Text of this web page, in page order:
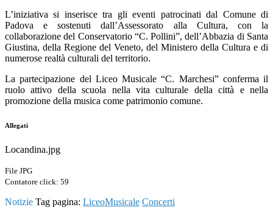
L’iniziativa si inserisce tra gli eventi patrocinati dal Comune di
Padova e sostenuti dall’Assessorato alla Cultura, con la
collaborazione del Conservatorio “C. Pollini”, dell’Abbazia di Santa
Giustina, della Regione del Veneto, del Ministero della Cultura e di
numerose realtà culturali del territorio.
La partecipazione del Liceo Musicale “C. Marchesi” conferma il
ruolo attivo della scuola nella vita culturale della città e nella
promozione della musica come patrimonio comune.
Allegati
Locandina.jpg
File JPG
Contatore click: 59
Notizie Tag pagina: LiceoMusicale Concerti